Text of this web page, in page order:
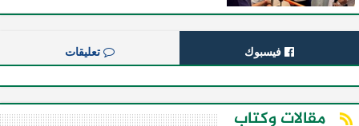
فيسبوك تعليقات
مقالات وكتاب